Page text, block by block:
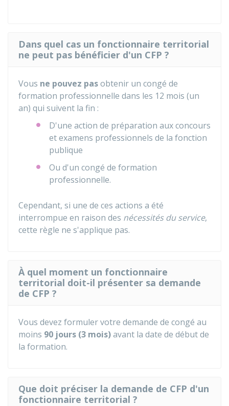
Dans quel cas un fonctionnaire territorial
ne peut pas bénéficier d'un CFP ?
Vous ne pouvez pasobtenir un congé de
formation professionnelle dans les 12 mois (un
an) qui suivent la fin :
D'une action de préparation aux concours
et examens professionnels de la fonction
publique
Ou d'un congé de formation
professionnelle.
Cependant, si une de ces actions a été
interrompue en raison des nécessités du service,
cette règle ne s'applique pas.
À quel moment un fonctionnaire
territorial doit-il présenter sa demande
de CFP ?
Vous devez formuler votre demande de congé au
moins 90 jours (3 mois)avant la date de début de
la formation.
Que doit préciser la demande de CFP d'un
fonctionnaire territorial ?